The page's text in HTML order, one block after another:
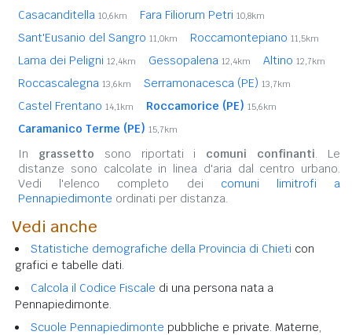
Casacanditella 10,6km Fara Filiorum Petri 10,8km
Sant'Eusanio del Sangro 11,0km Roccamontepiano 11,5km
Lama dei Peligni 12,4km Gessopalena 12,4km Altino 12,7km
Roccascalegna 13,6km Serramonacesca (PE) 13,7km
Castel Frentano 14,1km Roccamorice (PE) 15,6km
Caramanico Terme (PE) 15,7km
In grassetto sono riportati i comuni confinanti. Le
distanze sono calcolate in linea d'aria dal centro urbano.
Vedi l'elenco completo dei comuni limitrofi a
Pennapiedimonte ordinati per distanza.
Vedi anche
Statistiche demografiche della Provincia di Chieti con
grafici e tabelle dati.
Calcola il Codice Fiscale di una persona nata a
Pennapiedimonte.
Scuole Pennapiedimonte pubbliche e private. Materne,